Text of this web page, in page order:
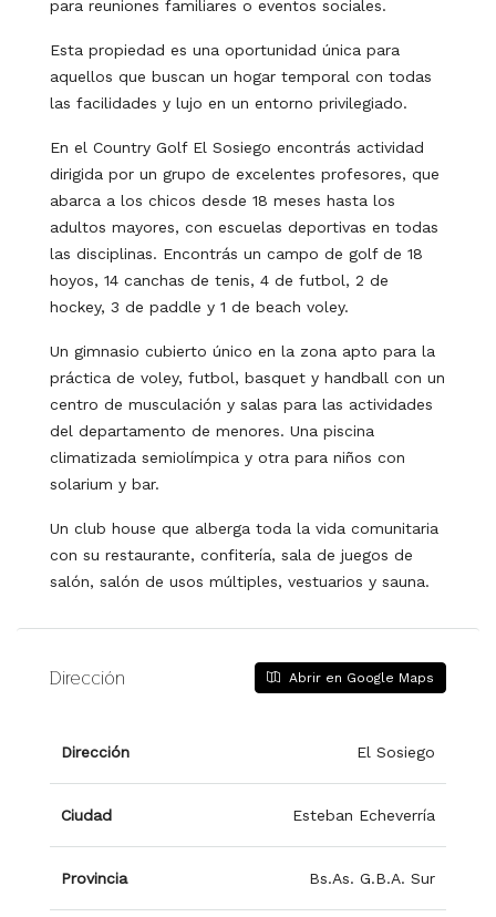
para reuniones familiares o eventos sociales.
Esta propiedad es una oportunidad única para
aquellos que buscan un hogar temporal con todas
las facilidades y lujo en un entorno privilegiado.
En el Country Golf El Sosiego encontrás actividad
dirigida por un grupo de excelentes profesores, que
abarca a los chicos desde 18 meses hasta los
adultos mayores, con escuelas deportivas en todas
las disciplinas. Encontrás un campo de golf de 18
hoyos, 14 canchas de tenis, 4 de futbol, 2 de
hockey, 3 de paddle y 1 de beach voley.
Un gimnasio cubierto único en la zona apto para la
práctica de voley, futbol, basquet y handball con un
centro de musculación y salas para las actividades
del departamento de menores. Una piscina
climatizada semiolímpica y otra para niños con
solarium y bar.
Un club house que alberga toda la vida comunitaria
con su restaurante, confitería, sala de juegos de
salón, salón de usos múltiples, vestuarios y sauna.
Dirección Abrir en Google Maps
Dirección El Sosiego
Ciudad Esteban Echeverría
Provincia Bs.As. G.B.A. Sur